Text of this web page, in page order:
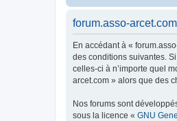
forum.asso-
En accédant à «
des conditions suivantes.
celles-ci à n’importe quel
arcet.com » alors que des
Nos forums sont
sous la licence « GNU